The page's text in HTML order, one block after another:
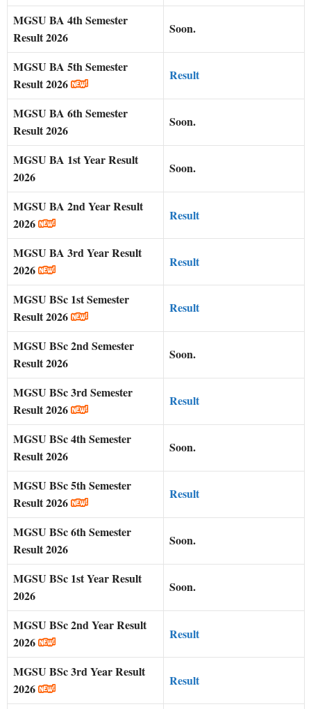
MGSU BA 4th Semester
Result 2026
Soon.
MGSU BA 5th Semester
Result 2026
Result
MGSU BA 6th Semester
Result 2026
Soon.
MGSU BA 1st Year Result
2026
Soon.
MGSU BA 2nd Year Result
2026
Result
MGSU BA 3rd Year Result
2026
Result
MGSU BSc 1st Semester
Result 2026
Result
MGSU BSc 2nd Semester
Result 2026
Soon.
MGSU BSc 3rd Semester
Result 2026
Result
MGSU BSc 4th Semester
Result 2026
Soon.
MGSU BSc 5th Semester
Result 2026
Result
MGSU BSc 6th Semester
Result 2026
Soon.
MGSU BSc 1st Year Result
2026
Soon.
MGSU BSc 2nd Year Result
2026
Result
MGSU BSc 3rd Year Result
2026
Result